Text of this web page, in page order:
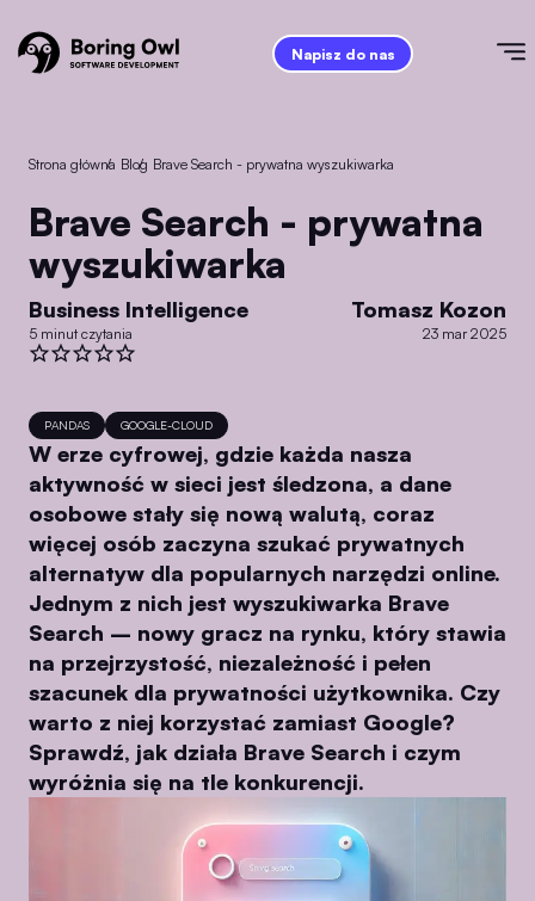
Napisz do nas
Strona główna
/ Blog
/ Brave Search - prywatna wyszukiwarka
Brave Search - prywatna
wyszukiwarka
Business Intelligence
5 minut czytania
Tomasz Kozon
23 mar 2025
PANDAS GOOGLE-CLOUD
W erze cyfrowej, gdzie każda nasza
aktywność w sieci jest śledzona, a dane
osobowe stały się nową walutą, coraz
więcej osób zaczyna szukać prywatnych
alternatyw dla popularnych narzędzi online.
Jednym z nich jest wyszukiwarka Brave
Search – nowy gracz na rynku, który stawia
na przejrzystość, niezależność i pełen
szacunek dla prywatności użytkownika. Czy
warto z niej korzystać zamiast Google?
Sprawdź, jak działa Brave Search i czym
wyróżnia się na tle konkurencji.